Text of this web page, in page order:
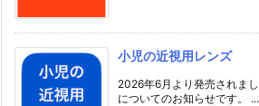
小児の近視用レンズ
2026年6月より発売されま
についてのお知らせです。 ...